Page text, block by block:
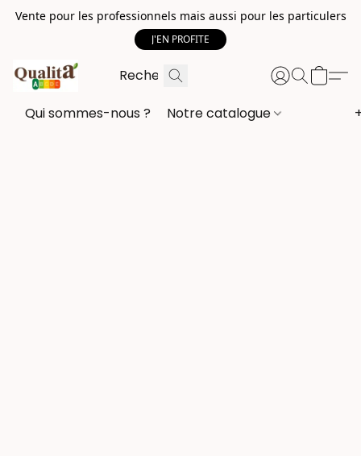
Vente pour les professionnels mais aussi pour les particulers
J'EN PROFITE
Qui sommes-nous ? Notre catalogue